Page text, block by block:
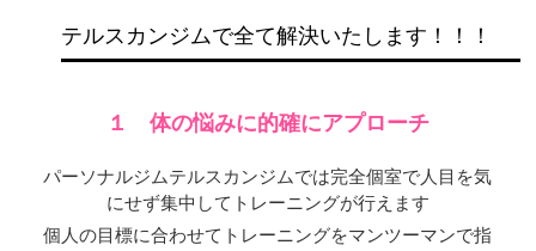
テルスカンジムで全て解決いたします！！！
１ 体の悩みに的確にアプローチ
パーソナルジムテルスカンジムでは完全個室で人目を気
にせず集中してトレーニングが行えます
個人の目標に合わせてトレーニングをマンツーマンで指